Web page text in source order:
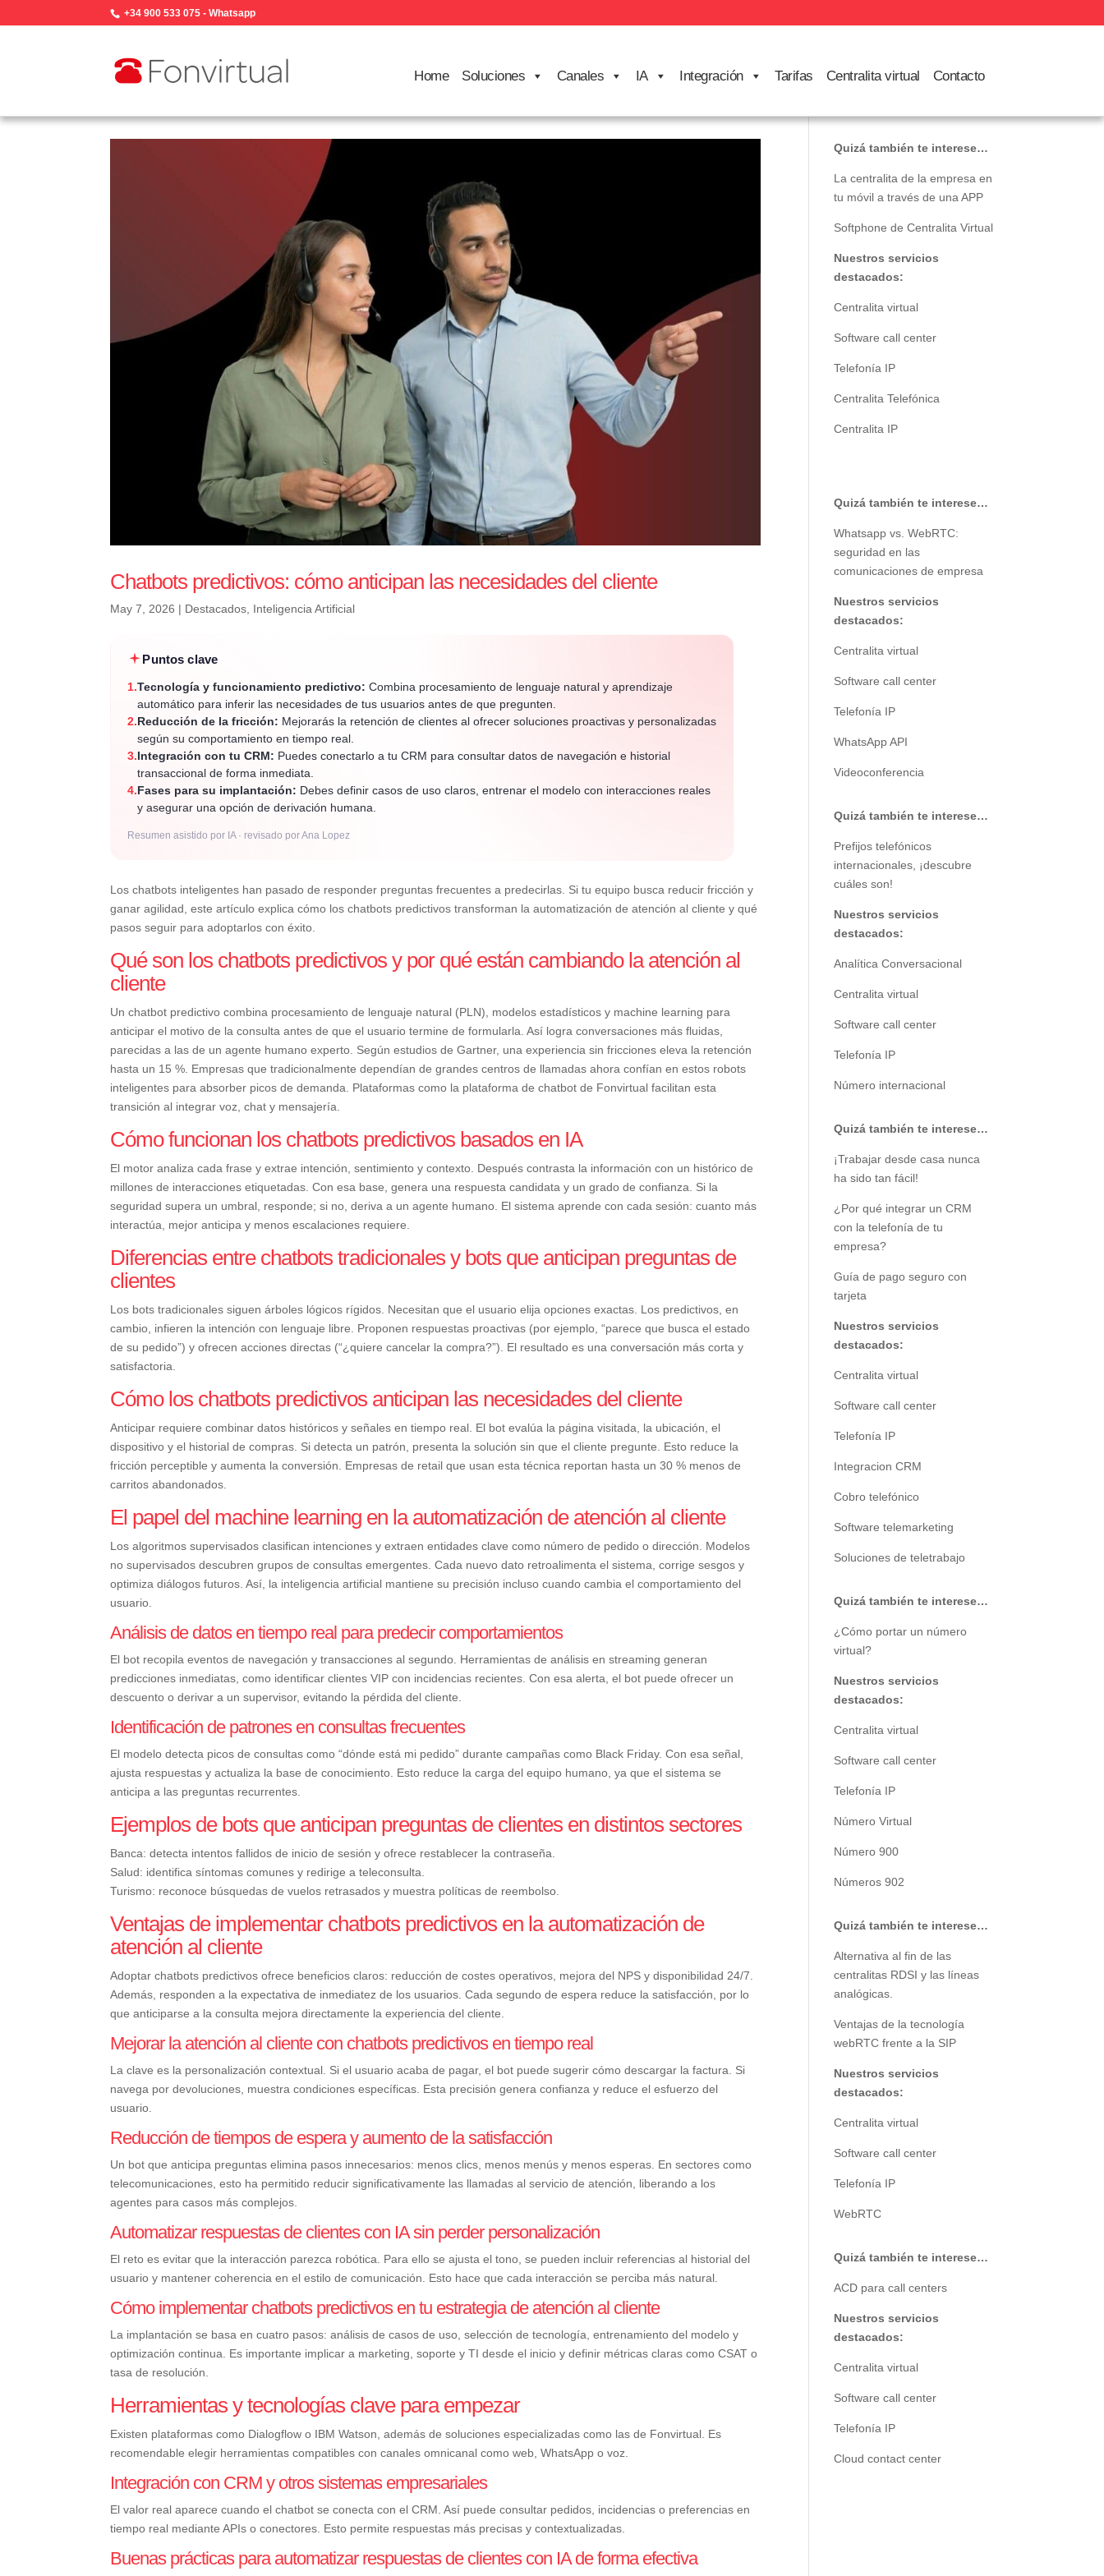
+34 900 533 075 -Whatsapp
Home Soluciones Canales IA Integración Tarifas Centralita virtual Contacto
Chatbots predictivos: cómo anticipan las necesidades del cliente
May 7, 2026 | Destacados Inteligencia Artificial
Puntos clave
1.Tecnología y funcionamiento predictivo: Combina procesamiento de lenguaje natural y aprendizaje
automático para inferir las necesidades de tus usuarios antes de que pregunten.
2.Reducción de la fricción: Mejorarás la retención de clientes al ofrecer soluciones proactivas y personalizadas
según su comportamiento en tiempo real.
3.Integración con tu CRM: Puedes conectarlo a tu CRM para consultar datos de navegación e historial
transaccional de forma inmediata.
4.Fases para su implantación: Debes definir casos de uso claros, entrenar el modelo con interacciones reales
y asegurar una opción de derivación humana.
Resumen asistido por IA · revisado por Ana Lopez
Los chatbots inteligentes han pasado de responder preguntas frecuentes a predecirlas. Si tu equipo busca reducir fricción y
ganar agilidad, este artículo explica cómo los chatbots predictivos transforman la automatización de atención al cliente y qué
pasos seguir para adoptarlos con éxito.
Qué son los chatbots predictivos y por qué están cambiando la atención al
cliente
Un chatbot predictivo combina procesamiento de lenguaje natural (PLN), modelos estadísticos y machine learning para
anticipar el motivo de la consulta antes de que el usuario termine de formularla. Así logra conversaciones más fluidas,
parecidas a las de un agente humano experto. Según estudios de Gartner, una experiencia sin fricciones eleva la retención
hasta un 15 %. Empresas que tradicionalmente dependían de grandes centros de llamadas ahora confían en estos robots
inteligentes para absorber picos de demanda. Plataformas como la plataforma de chatbot de Fonvirtual facilitan esta
transición al integrar voz, chat y mensajería.
Cómo funcionan los chatbots predictivos basados en IA
El motor analiza cada frase y extrae intención, sentimiento y contexto. Después contrasta la información con un histórico de
millones de interacciones etiquetadas. Con esa base, genera una respuesta candidata y un grado de confianza. Si la
seguridad supera un umbral, responde; si no, deriva a un agente humano. El sistema aprende con cada sesión: cuanto más
interactúa, mejor anticipa y menos escalaciones requiere.
Diferencias entre chatbots tradicionales y bots que anticipan preguntas de
clientes
Los bots tradicionales siguen árboles lógicos rígidos. Necesitan que el usuario elija opciones exactas. Los predictivos, en
cambio, infieren la intención con lenguaje libre. Proponen respuestas proactivas (por ejemplo, “parece que busca el estado
de su pedido”) y ofrecen acciones directas (“¿quiere cancelar la compra?”). El resultado es una conversación más corta y
satisfactoria.
Cómo los chatbots predictivos anticipan las necesidades del cliente
Anticipar requiere combinar datos históricos y señales en tiempo real. El bot evalúa la página visitada, la ubicación, el
dispositivo y el historial de compras. Si detecta un patrón, presenta la solución sin que el cliente pregunte. Esto reduce la
fricción perceptible y aumenta la conversión. Empresas de retail que usan esta técnica reportan hasta un 30 % menos de
carritos abandonados.
El papel del machine learning en la automatización de atención al cliente
Los algoritmos supervisados clasifican intenciones y extraen entidades clave como número de pedido o dirección. Modelos
no supervisados descubren grupos de consultas emergentes. Cada nuevo dato retroalimenta el sistema, corrige sesgos y
optimiza diálogos futuros. Así, la inteligencia artificial mantiene su precisión incluso cuando cambia el comportamiento del
usuario.
Análisis de datos en tiempo real para predecir comportamientos
El bot recopila eventos de navegación y transacciones al segundo. Herramientas de análisis en streaming generan
predicciones inmediatas, como identificar clientes VIP con incidencias recientes. Con esa alerta, el bot puede ofrecer un
descuento o derivar a un supervisor, evitando la pérdida del cliente.
Identificación de patrones en consultas frecuentes
El modelo detecta picos de consultas como “dónde está mi pedido” durante campañas como Black Friday. Con esa señal,
ajusta respuestas y actualiza la base de conocimiento. Esto reduce la carga del equipo humano, ya que el sistema se
anticipa a las preguntas recurrentes.
Ejemplos de bots que anticipan preguntas de clientes en distintos sectores
Banca: detecta intentos fallidos de inicio de sesión y ofrece restablecer la contraseña.
Salud: identifica síntomas comunes y redirige a teleconsulta.
Turismo: reconoce búsquedas de vuelos retrasados y muestra políticas de reembolso.
Ventajas de implementar chatbots predictivos en la automatización de
atención al cliente
Adoptar chatbots predictivos ofrece beneficios claros: reducción de costes operativos, mejora del NPS y disponibilidad 24/7.
Además, responden a la expectativa de inmediatez de los usuarios. Cada segundo de espera reduce la satisfacción, por lo
que anticiparse a la consulta mejora directamente la experiencia del cliente.
Mejorar la atención al cliente con chatbots predictivos en tiempo real
La clave es la personalización contextual. Si el usuario acaba de pagar, el bot puede sugerir cómo descargar la factura. Si
navega por devoluciones, muestra condiciones específicas. Esta precisión genera confianza y reduce el esfuerzo del
usuario.
Reducción de tiempos de espera y aumento de la satisfacción
Un bot que anticipa preguntas elimina pasos innecesarios: menos clics, menos menús y menos esperas. En sectores como
telecomunicaciones, esto ha permitido reducir significativamente las llamadas al servicio de atención, liberando a los
agentes para casos más complejos.
Automatizar respuestas de clientes con IA sin perder personalización
El reto es evitar que la interacción parezca robótica. Para ello se ajusta el tono, se pueden incluir referencias al historial del
usuario y mantener coherencia en el estilo de comunicación. Esto hace que cada interacción se perciba más natural.
Cómo implementar chatbots predictivos en tu estrategia de atención al cliente
La implantación se basa en cuatro pasos: análisis de casos de uso, selección de tecnología, entrenamiento del modelo y
optimización continua. Es importante implicar a marketing, soporte y TI desde el inicio y definir métricas claras como CSAT o
tasa de resolución.
Herramientas y tecnologías clave para empezar
Existen plataformas como Dialogflow o IBM Watson, además de soluciones especializadas como las de Fonvirtual. Es
recomendable elegir herramientas compatibles con canales omnicanal como web, WhatsApp o voz.
Integración con CRM y otros sistemas empresariales
El valor real aparece cuando el chatbot se conecta con el CRM. Así puede consultar pedidos, incidencias o preferencias en
tiempo real mediante APIs o conectores. Esto permite respuestas más precisas y contextualizadas.
Buenas prácticas para automatizar respuestas de clientes con IA de forma efectiva
Quizá también te interese…
La centralita de la empresa en
tu móvil a través de una APP
Softphone de Centralita Virtual
Nuestros servicios
destacados:
Centralita virtual
Software call center
Telefonía IP
Centralita Telefónica
Centralita IP
Quizá también te interese…
Whatsapp vs. WebRTC:
seguridad en las
comunicaciones de empresa
Nuestros servicios
destacados:
Centralita virtual
Software call center
Telefonía IP
WhatsApp API
Videoconferencia
Quizá también te interese…
Prefijos telefónicos
internacionales, ¡descubre
cuáles son!
Nuestros servicios
destacados:
Analítica Conversacional
Centralita virtual
Software call center
Telefonía IP
Número internacional
Quizá también te interese…
¡Trabajar desde casa nunca
ha sido tan fácil!
¿Por qué integrar un CRM
con la telefonía de tu
empresa?
Guía de pago seguro con
tarjeta
Nuestros servicios
destacados:
Centralita virtual
Software call center
Telefonía IP
Integracion CRM
Cobro telefónico
Software telemarketing
Soluciones de teletrabajo
Quizá también te interese…
¿Cómo portar un número
virtual?
Nuestros servicios
destacados:
Centralita virtual
Software call center
Telefonía IP
Número Virtual
Número 900
Números 902
Quizá también te interese…
Alternativa al fin de las
centralitas RDSI y las líneas
analógicas.
Ventajas de la tecnología
webRTC frente a la SIP
Nuestros servicios
destacados:
Centralita virtual
Software call center
Telefonía IP
WebRTC
Quizá también te interese…
ACD para call centers
Nuestros servicios
destacados:
Centralita virtual
Software call center
Telefonía IP
Cloud contact center